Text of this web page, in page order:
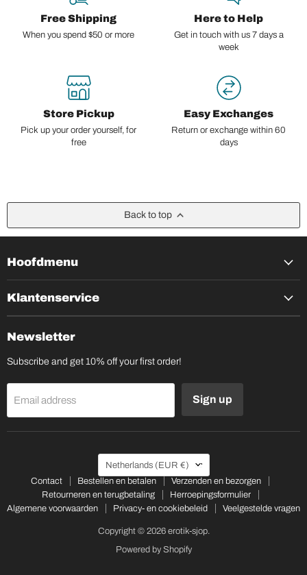
Free Shipping
When you spend $50 or more
Here to Help
Get in touch with us 7 days a
week
Store Pickup
Pick up your order yourself, for
free
Easy Exchanges
Return or exchange within 60
days
Back to top
Hoofdmenu
Klantenservice
Newsletter
Subscribe and get 10% off your first order!
Email address Sign up
Country
Netherlands (EUR €)
Contact Bestellen en betalen
Verzenden en bezorgen
Retourneren en terugbetaling
Herroepingsformulier
Algemene voorwaarden
Privacy- en cookiebeleid Veelgestelde vragen
Copyright © 2026 erotik-sjop.
Powered by Shopify